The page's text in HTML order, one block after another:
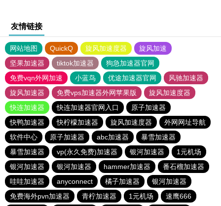
友情链接
网站地图 QuickQ 旋风加速度器
旋风加速
坚果加速器
tiktok加速器
狗急加速器官网
免费vqn外网加速
小蓝鸟 优途加速器官网
风驰加速器
旋风加速器
免费vps加速器外网苹果版
旋风加速度器
快连加速器
快连加速器官网入口
原子加速器
快鸭加速器
快柠檬加速器 旋风加速度器
外网网址导航
软件中心
原子加速器 abc加速器
暴雪加速器
暴雪加速器
vp(永久免费)加速器 银河加速器
1元机场
银河加速器
银河加速器 hammer加速器
番石榴加速器
哇哇加速器
anyconnect 橘子加速器
银河加速器
免费海外pvn加速器
青柠加速器 1元机场 速鹰666